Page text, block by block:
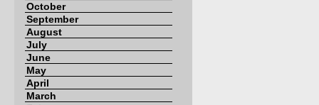
October
September
August
July
June
May
April
March